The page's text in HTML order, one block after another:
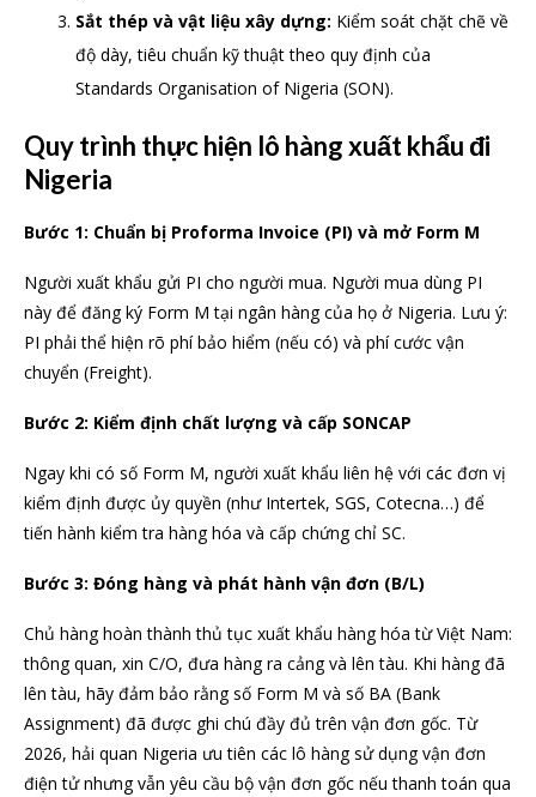
Sắt thép và vật liệu xây dựng: Kiểm soát chặt chẽ về
độ dày, tiêu chuẩn kỹ thuật theo quy định của
Standards Organisation of Nigeria (SON).
Quy trình thực hiện lô hàng xuất khẩu đi
Nigeria
Bước 1: Chuẩn bị Proforma Invoice (PI) và mở Form M
Người xuất khẩu gửi PI cho người mua. Người mua dùng PI
này để đăng ký Form M tại ngân hàng của họ ở Nigeria. Lưu ý:
PI phải thể hiện rõ phí bảo hiểm (nếu có) và phí cước vận
chuyển (Freight).
Bước 2: Kiểm định chất lượng và cấp SONCAP
Ngay khi có số Form M, người xuất khẩu liên hệ với các đơn vị
kiểm định được ủy quyền (như Intertek, SGS, Cotecna…) để
tiến hành kiểm tra hàng hóa và cấp chứng chỉ SC.
Bước 3: Đóng hàng và phát hành vận đơn (B/L)
Chủ hàng hoàn thành thủ tục xuất khẩu hàng hóa từ Việt Nam:
thông quan, xin C/O, đưa hàng ra cảng và lên tàu. Khi hàng đã
lên tàu, hãy đảm bảo rằng số Form M và số BA (Bank
Assignment) đã được ghi chú đầy đủ trên vận đơn gốc. Từ
2026, hải quan Nigeria ưu tiên các lô hàng sử dụng vận đơn
điện tử nhưng vẫn yêu cầu bộ vận đơn gốc nếu thanh toán qua